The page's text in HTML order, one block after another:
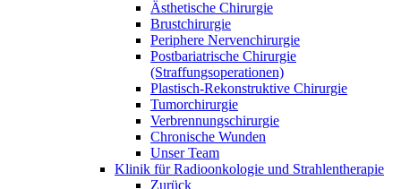
Ästhetische Chirurgie
Brustchirurgie
Periphere Nervenchirurgie
Postbariatrische Chirurgie
(Straffungsoperationen)
Plastisch-Rekonstruktive Chirurgie
Tumorchirurgie
Verbrennungschirurgie
Chronische Wunden
Unser Team
Klinik für Radioonkologie und Strahlentherapie
Zurück